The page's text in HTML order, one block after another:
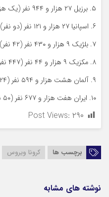
۵. برزیل ۲۷ هزار و ۹۴۴ نفر (یک هزار و ۱۸۰ نفر )
۶. اسپانیا ۲۷ هزار و ۱۲۱ نفر (دو نفر)
۷. بلژیک ۹ هزار و ۴۳۰ نفر (۴۲ نفر)
۸. مکزیک ۹ هزار و ۴۴ نفر (۴۴۷ نفر)
۹. آلمان هشت هزار و ۵۹۴ نفر (۲۴ نفر)
۱۰. ایران هفت هزار و ۶۷۷ نفر (۵۰ نفر)
Post Views: ۲۹۰
برچسب ها کرونا ویروس
نوشته های مشابه